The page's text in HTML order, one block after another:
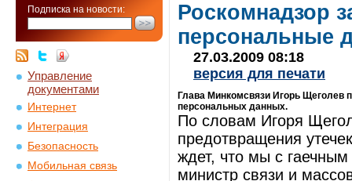
Подписка на новости:
Управление
документами
Интернет
Интеграция
Безопасность
Мобильная связь
Роскомнадзор
персональные
27.03.2009 08:18
версия для печати
Глава Минкомсвязи Игорь Щеголев
персональных данных.
По словам Игоря
предотвращения
ждет, что мы с
министр связи и